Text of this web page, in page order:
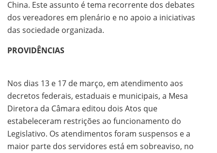
China. Este assunto é tema recorrente dos debates
dos vereadores em plenário e no apoio a iniciativas
das sociedade organizada.
PROVIDÊNCIAS
Nos dias 13 e 17 de março, em atendimento aos
decretos federais, estaduais e municipais, a Mesa
Diretora da Câmara editou dois Atos que
estabeleceram restrições ao funcionamento do
Legislativo. Os atendimentos foram suspensos e a
maior parte dos servidores está em sobreaviso, no